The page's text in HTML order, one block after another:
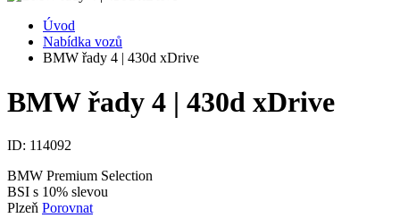
Úvod
Nabídka vozů
BMW řady 4 | 430d xDrive
BMW řady 4 | 430d xDrive
ID: 114092
BMW Premium Selection
BSI s 10% slevou
Plzeň Porovnat